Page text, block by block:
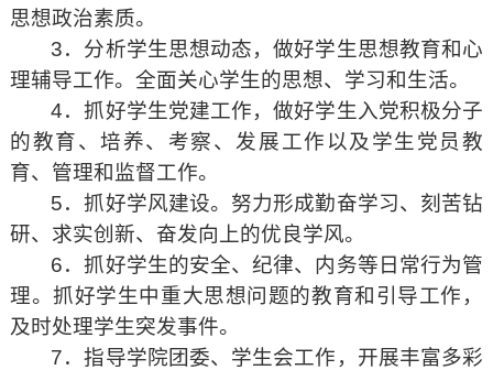
思想政治素质。
3．分析学生思想动态，做好学生思想教育和心
理辅导工作。全面关心学生的思想、学习和生活。
4．抓好学生党建工作，做好学生入党积极分子
的教育、培养、考察、发展工作以及学生党员教
育、管理和监督工作。
5．抓好学风建设。努力形成勤奋学习、刻苦钻
研、求实创新、奋发向上的优良学风。
6．抓好学生的安全、纪律、内务等日常行为管
理。抓好学生中重大思想问题的教育和引导工作，
及时处理学生突发事件。
7．指导学院团委、学生会工作，开展丰富多彩